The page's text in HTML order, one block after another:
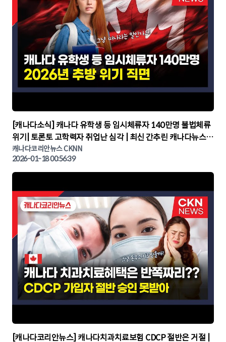
▶
[캐나다소식] 캐나다 유학생 등 임시체류자 140만명 불법체류
위기| 토론토 고학력자 취업난 심각 | 최신 간추린 캐나다뉴스 |
CKNNEWS, 캐나다코리안뉴스
캐나다코리안뉴스 CKNN
2026-01-18 00:56:39
▶
[캐나다코리안뉴스] 캐나다치과치료보험 CDCP 절반은 거절 |